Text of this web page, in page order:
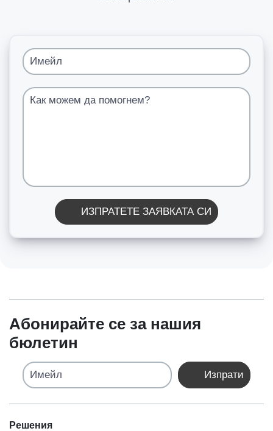
Имейл
Как можем да помогнем?
ИЗПРАТЕТЕ ЗАЯВКАТА СИ
Абонирайте се за нашия
бюлетин
Имейл Изпрати
Решения